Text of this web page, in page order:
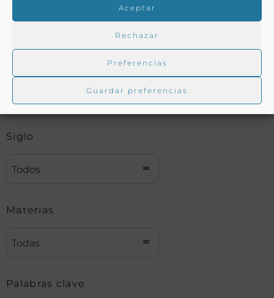
Aceptar
Rechazar
Preferencias
Guardar preferencias
Siglo
Todos
Materias
Todas
Palabras clave